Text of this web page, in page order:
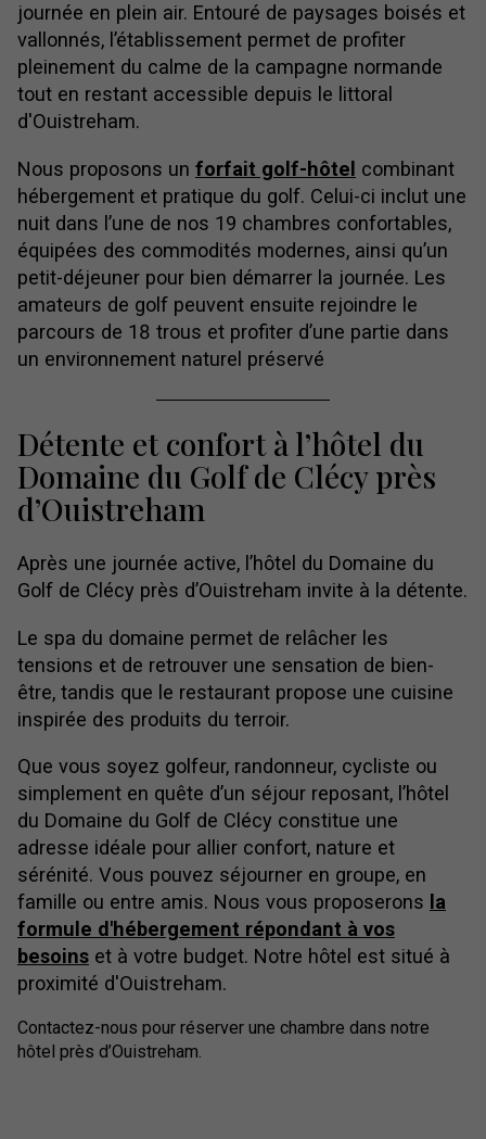
journée en plein air. Entouré de paysages boisés et
vallonnés, l’établissement permet de profiter
pleinement du calme de la campagne normande
tout en restant accessible depuis le littoral
d'Ouistreham.
Nous proposons un forfait golf-hôtel combinant
hébergement et pratique du golf. Celui-ci inclut une
nuit dans l’une de nos 19 chambres confortables,
équipées des commodités modernes, ainsi qu’un
petit-déjeuner pour bien démarrer la journée. Les
amateurs de golf peuvent ensuite rejoindre le
parcours de 18 trous et profiter d’une partie dans
un environnement naturel préservé
Détente et confort à l’hôtel du
Domaine du Golf de Clécy près
d’Ouistreham
Après une journée active, l’hôtel du Domaine du
Golf de Clécy près d’Ouistreham invite à la détente.
Le spa du domaine permet de relâcher les
tensions et de retrouver une sensation de bien-
être, tandis que le restaurant propose une cuisine
inspirée des produits du terroir.
Que vous soyez golfeur, randonneur, cycliste ou
simplement en quête d’un séjour reposant, l’hôtel
du Domaine du Golf de Clécy constitue une
adresse idéale pour allier confort, nature et
sérénité. Vous pouvez séjourner en groupe, en
famille ou entre amis. Nous vous proposerons la
formule d'hébergement répondant à vos
besoins et à votre budget. Notre hôtel est situé à
proximité d'Ouistreham.
Contactez-nous pour réserver une chambre dans notre
hôtel près d’Ouistreham.